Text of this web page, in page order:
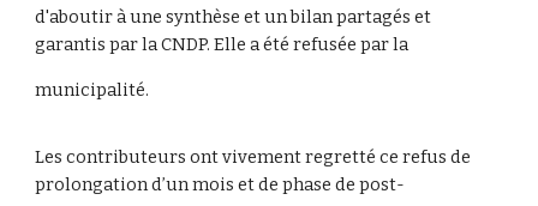
d'aboutir à une synthèse et un bilan partagés et
garantis par la CNDP. Elle a été refusée par la
municipalité.
Les contributeurs ont vivement regretté ce refus de
prolongation d’un mois et de phase de post-